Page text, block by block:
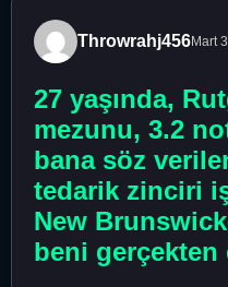
Throwrahj456Mart
27 yaşında,
mezunu, 3.2
bana söz
tedarik zinciri
New
beni